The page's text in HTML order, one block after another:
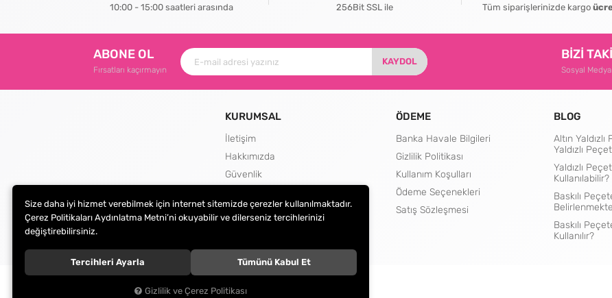
10:00 - 15:00 saatleri arasında 256Bit SSL ile Tüm siparişlerinizde kargo
ABONE OL
Fırsatları kaçırmayın
KAYDOL
BİZİ
Sosyal Medya
KURUMSAL
İletişim
Hakkımızda
Güvenlik
Kargo Seçenekleri
ÖDEME
Banka Havale Bilgileri
Gizlilik Politikası
Kullanım Koşulları
Ödeme Seçenekleri
Satış Sözleşmesi
BLOG
Altın
Yaldızlı
Yaldızlı
Kullanılabilir?
Baskılı
Baskılı
Kullanılır?
Peçete Market . Tüm hakları saklıdır.
Size daha iyi hizmet verebilmek için internet sitemizde çerezler kullanılmaktadır.
Çerez Politikaları Aydınlatma Metni’ni okuyabilir ve dilerseniz tercihlerinizi
değiştirebilirsiniz.
Tercihleri Ayarla Tümünü Kabul Et
Gizlilik ve Çerez Politikası